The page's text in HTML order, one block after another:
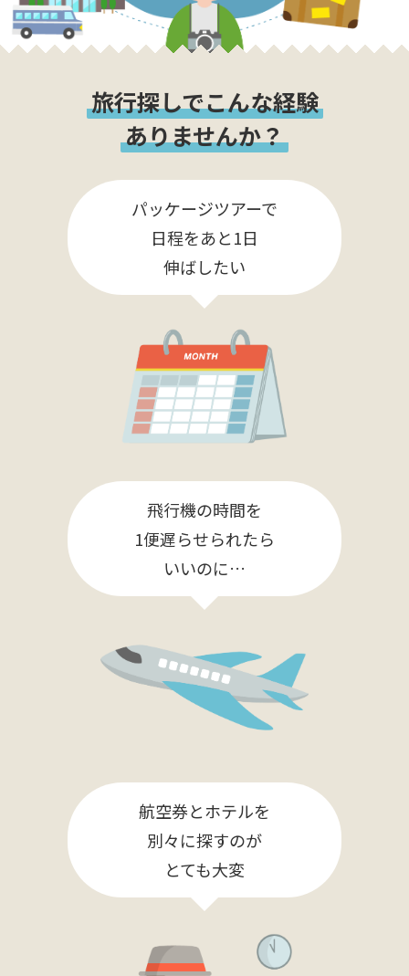
旅行探しでこんな経験
ありませんか？
パッケージツアーで
日程をあと1日
伸ばしたい
飛行機の時間を
1便遅らせられたら
いいのに…
航空券とホテルを
別々に探すのが
とても大変